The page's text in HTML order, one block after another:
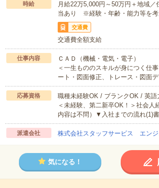
時給
月給22万5,000円～50万円＋地
当あり ※経験・年齢・能力等を考
交通費
交通費全額支給
仕事内容
ＣＡＤ（機械・電気・電子）
＜一生もののスキルが身につく仕
ート・図面修正、トレース・図面
応募資格
職種未経験OK / ブランクOK / 英語
＜未経験、第二新卒OK！＞社会
内容は不問）▼入社までの流れ
派遣会社 株式会社スタッフサービス エンジ
気になる！